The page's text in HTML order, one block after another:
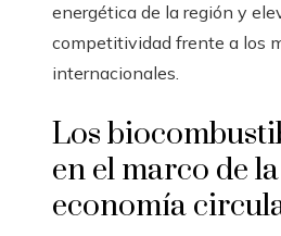
energética de la región y
competitividad frente a los
internacionales.
Los
en el marco de la
economía